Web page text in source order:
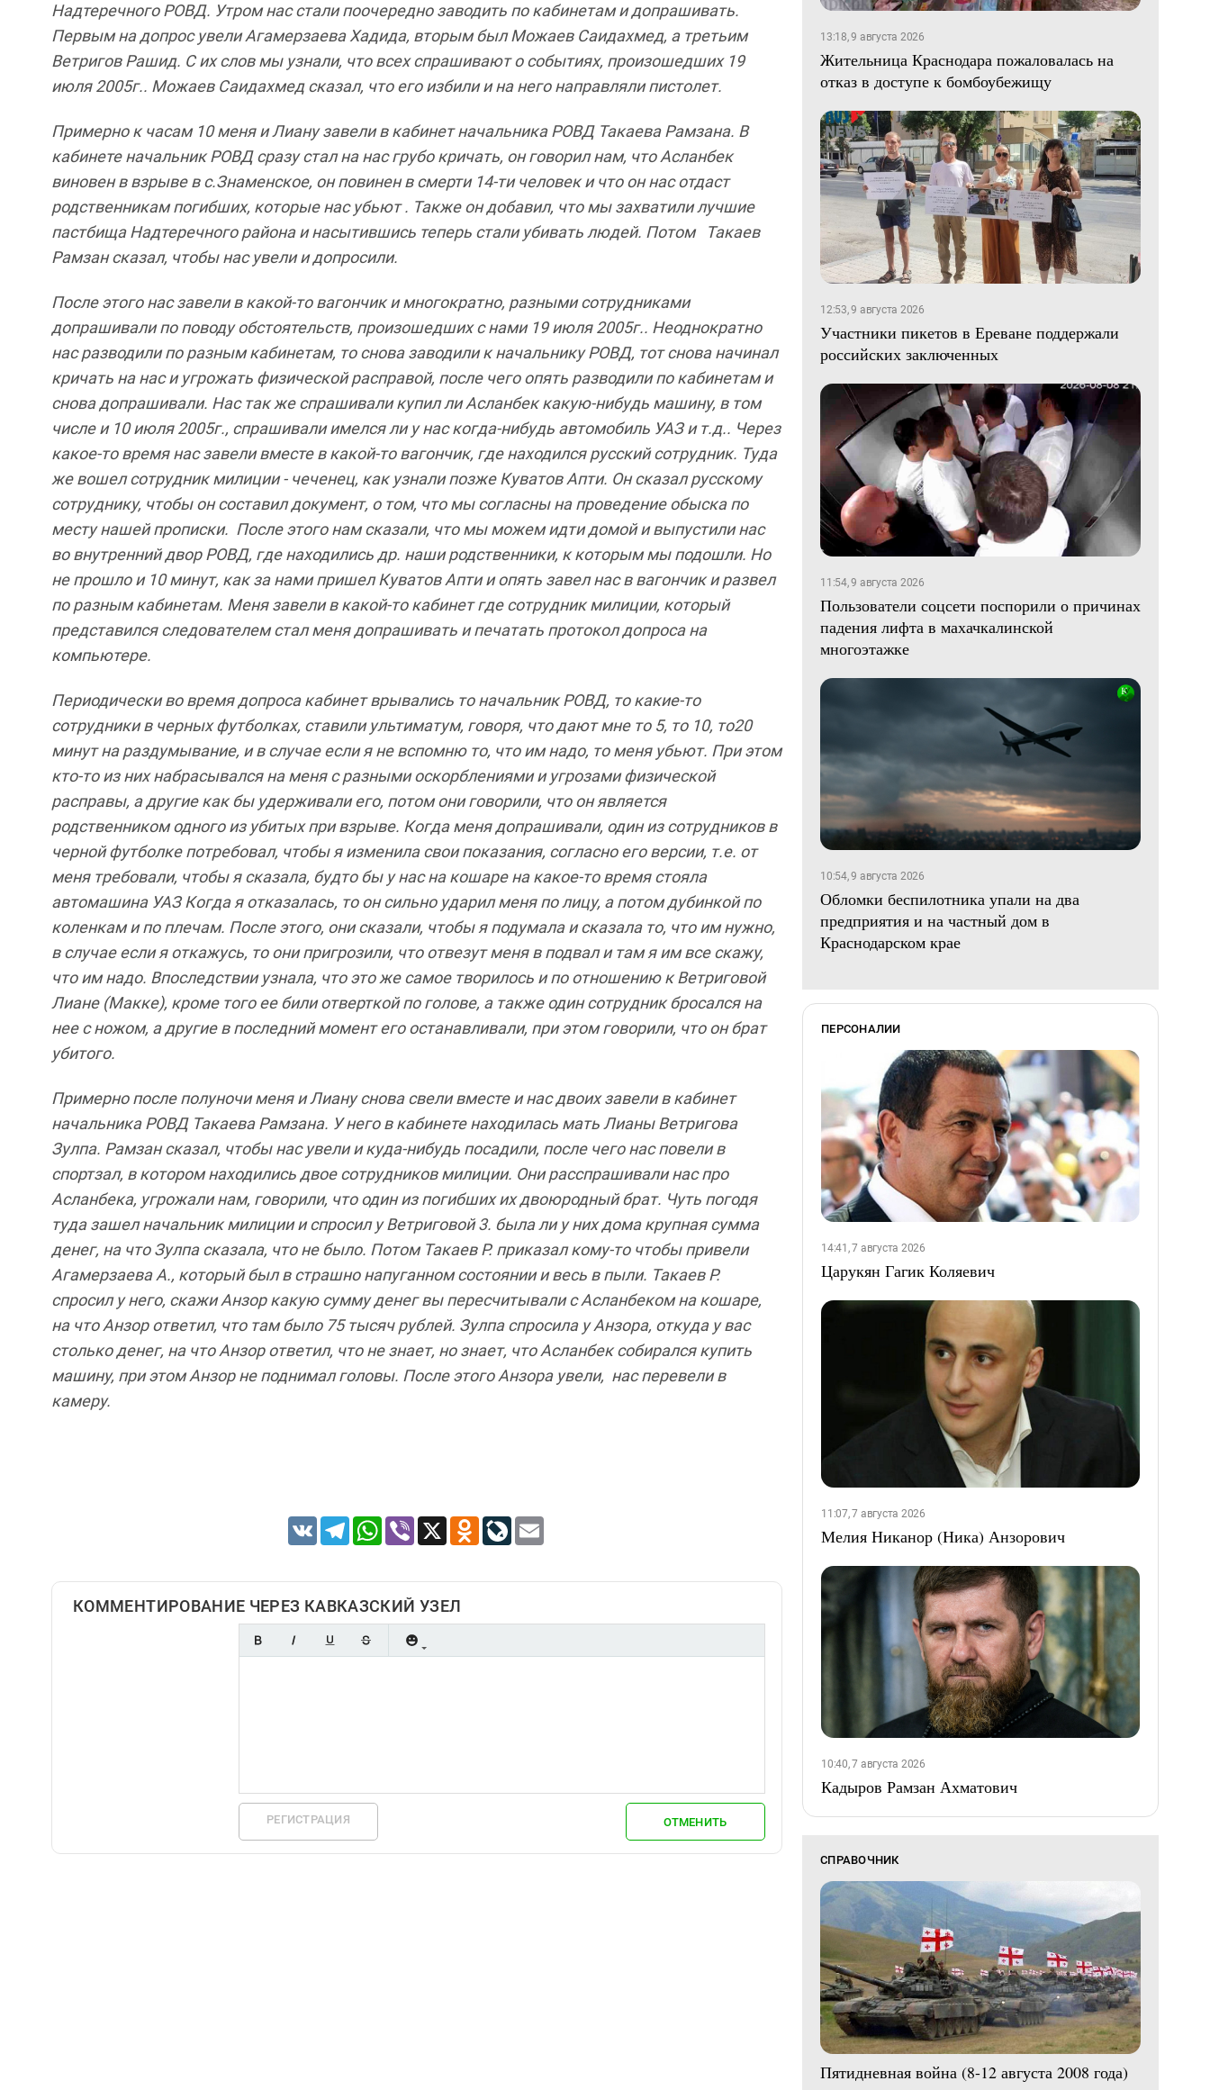
Надтеречного РОВД. Утром нас стали поочередно заводить по кабинетам и допрашивать.
Первым надопрос увели Агамерзаева Хадида, вторым был Можаев Саидахмед, а третьим
Ветригов Рашид. С их слов мы узнали, что всех спрашивают особытиях, произошедших19
июля2005г.. Можаев Саидахмед сказал, что его избили и на него направляли пистолет.
Примерно к часам10меня и Лиану завели в кабинет начальника РОВД Такаева Рамзана. В
кабинете начальник РОВД сразу стал на нас грубо кричать, он говорил нам, что Асланбек
виновен в взрыве вс.Знаменское, он повинен в смерти14-ти человек и что он нас отдаст
родственникам погибших, которые нас убьют. Также он добавил, что мы захватилилучшие
пастбища Надтеречного района и насытившись теперь стали убиватьлюдей. Потом
Такаев
Рамзан сказал, чтобынас увели и допросили.
После этого нас завели в какой-то вагончик и многократно, разнымисотрудниками
допрашивали по поводу обстоятельств, произошедших с нами19июля2005г.. Неоднократно
нас разводили по разным кабинетам, то снова заводили к начальнику РОВД, тот снова начинал
кричать на нас и угрожать физической расправой, после чего опять разводили по кабинетам и
снова допрашивали. Нас так же спрашивали купилли Асланбек какую-нибудь машину, в том
числе и 10июля2005г., спрашивали имелсяли у нас когда-нибудь автомобиль УАЗ и т.д.. Через
какое-то время нас завели вместе в какой-то вагончик, где находился русский сотрудник. Туда
же вошел сотрудникмилиции- чеченец, как узнали позже Куватов Апти. Он сказалрусскому
сотруднику, чтобы он составил документ, о том, что мы согласны на проведение обыска по
месту нашей прописки. После этого нам сказали, что мы можем идти домой и выпустили нас
во внутренний двор РОВД, где находились др. наши родственники, к которым мы подошли. Но
не прошло и10минут, как за нами пришел Куватов Апти и опять завел нас в вагончик и развел
по разным кабинетам. Меня завели в какой-то кабинет где сотрудник милиции, который
представился следователем стал меня допрашивать ипечатать протокол допроса на
компьютере.
Периодически во время допроса кабинет врывались то начальник РОВД, то какие-то
сотрудники в черных футболках, ставили ультиматум, говоря, что дают мне то5, то10, то20
минут нараздумывание, и в случае если я не вспомню то, что им надо, то меня убьют. При этом
кто-то из них набрасывался на меня с разными оскорблениями и угрозами физической
расправы, а другие как бы удерживали его, потом они говорили, что он является
родственником одного из убитых при взрыве. Когда меня допрашивали, один из сотрудников в
черной футболке потребовал, чтобы я изменила свои показания, согласно его версии, т.е. от
меня требовали, чтобы я сказала, будто бы у нас на кошаре на какое-то время стояла
автомашина УАЗ Когда я отказалась, то он сильно ударил меня полицу, а потом дубинкой по
коленкам и по плечам. После этого, онисказали, чтобы я подумала и сказала то, что им нужно,
в случае если я откажусь, то они пригрозили, что отвезут меня в подвал и там я им всескажу,
что им надо. Впоследствии узнала, что это же самое творилось и по отношению к Ветриговой
Лиане(Макке), кроме того ее билиотверткой по голове, а также один сотрудник бросался на
нее с ножом, а другие в последний момент его останавливали, при этом говорили, что он брат
убитого.
Примерно после полуночи меня и Лиану снова свели вместе и нас двоих завели в кабинет
начальника РОВД Такаева Рамзана. У него в кабинете находилась мать Лианы Ветригова
Зулпа. Рамзан сказал, чтобы нас увели и куда-нибудь посадили, после чего нас повели в
спортзал, в котором находились двое сотрудников милиции. Онирасспрашивали нас про
Асланбека, угрожали нам, говорили, что одиниз погибших их двоюродный брат. Чуть погодя
туда зашел начальникмилиции и спросил у Ветриговой3. былали у них дома крупная сумма
денег, на что Зулпа сказала, что не было. Потом Такаев Р. приказал кому-то чтобы привели
Агамерзаева А., который был в страшно напуганном состоянии и весь в пыли. Такаев Р.
спросил у него, скажиАнзор какую сумму денег вы пересчитывали с Асланбеком на кошаре,
на что Анзор ответил, что там было75тысяч рублей. Зулпа спросила у Анзора, откуда у вас
столько денег, на что Анзор ответил, что не знает, но знает, что Асланбек собирался купить
машину, при этом Анзор не поднимал головы. После этого Анзора увели, нас перевелив
камеру.
VK TelegramWhatsApp
Viber X Odnoklassniki
LiveJournal
КОММЕНТИРОВАНИЕ ЧЕРЕЗ КАВКАЗСКИЙ УЗЕЛ
РЕГИСТРАЦИЯ ОТМЕНИТЬ
13:18, 9 августа 2026
Жительница Краснодара пожаловалась на
отказ в доступе к бомбоубежищу
12:53, 9 августа 2026
Участники пикетов в Ереване поддержали
российских заключенных
11:54, 9 августа 2026
Пользователи соцсети поспорили о причинах
падения лифта в махачкалинской
многоэтажке
10:54, 9 августа 2026
Обломки беспилотника упали на два
предприятия и на частный дом в
Краснодарском крае
ПЕРСОНАЛИИ
14:41, 7 августа 2026
Царукян Гагик Коляевич
11:07, 7 августа 2026
Мелия Никанор (Ника) Анзорович
10:40, 7 августа 2026
Кадыров Рамзан Ахматович
СПРАВОЧНИК
Пятидневная война (8-12 августа 2008 года)